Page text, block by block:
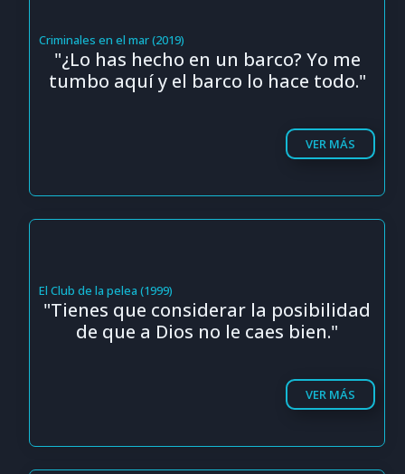
Criminales en el mar (2019)
"¿Lo has hecho en un barco? Yo me
tumbo aquí y el barco lo hace todo."
VER MÁS
El Club de la pelea (1999)
"Tienes que considerar la posibilidad
de que a Dios no le caes bien."
VER MÁS